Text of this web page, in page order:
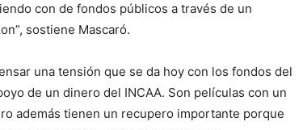
con de fondos públicos a través de un
sostiene Mascaró.
una tensión que se da hoy con los fondos del
de un dinero del INCAA. Son películas con un
además tienen un recupero importante porque